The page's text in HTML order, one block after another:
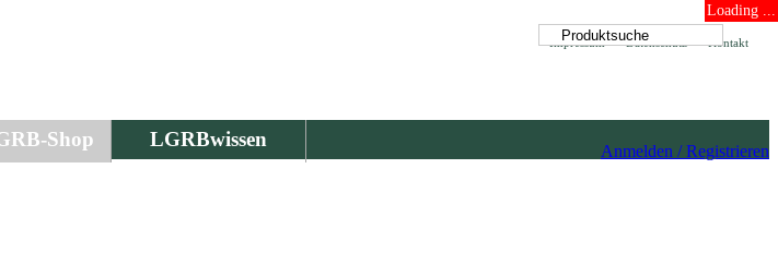
Loading ...
Kontakt
Datenschutz
Impressum
Shop LGRBwissen
Anmelden / Registrieren